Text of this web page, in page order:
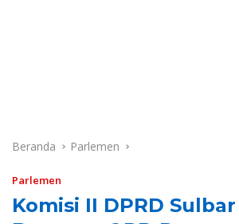
Beranda Parlemen
Parlemen
Komisi II DPRD